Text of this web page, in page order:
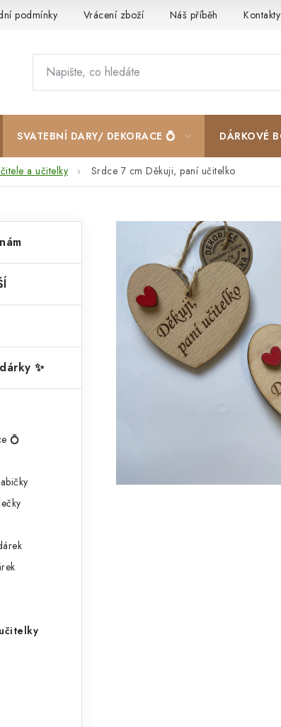
podmínky Vrácení zboží Náš příběh Kontakty
SVATEBNÍ DARY/ DEKORACE 💍 DÁRKOVÉ
a učitelky Srdce 7 cm Děkuji, paní učitelko
✨
💍